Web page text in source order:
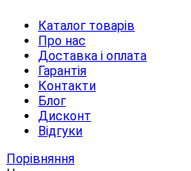
Каталог товарів
Про нас
Доставка і оплата
Гарантія
Контакти
Блог
Дисконт
Відгуки
Порівняння